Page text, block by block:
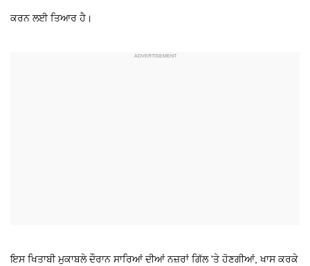
ਕਰਨ ਲਈ ਤਿਆਰ ਹੈ।
ਇਸ ਖਿਤਾਬੀ ਮੁਕਾਬਲੇ ਦੌਰਾਨ ਸਾਰਿਆਂ ਦੀਆਂ ਨਜ਼ਰਾਂ ਗਿੱਲ 'ਤੇ ਹੋਣਗੀਆਂ, ਖਾਸ ਕਰਕੇ